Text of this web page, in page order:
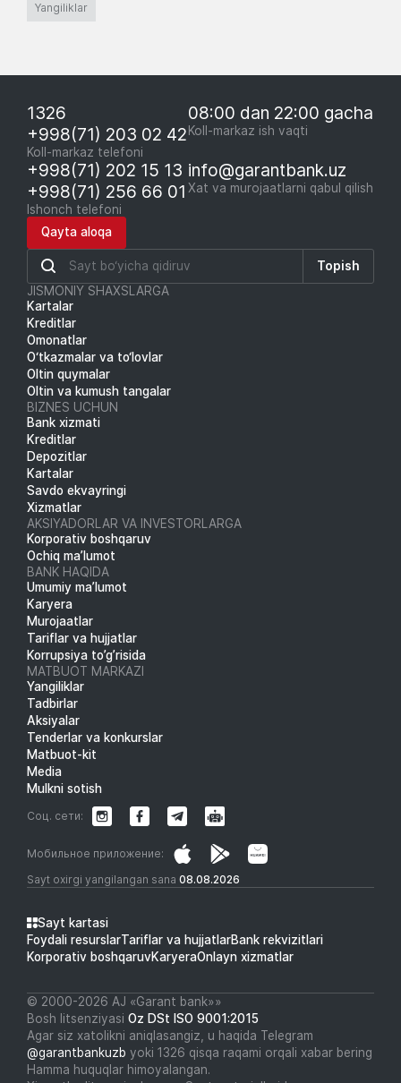
Yangiliklar
1326
+998(71) 203 02 42
Koll-markaz telefoni
08:00 dan 22:00 gacha
Koll-markaz ish vaqti
+998(71) 202 15 13
+998(71) 256 66 01
Ishonch telefoni
info@garantbank.uz
Xat va murojaatlarni qabul qilish
Qayta aloqa
Topish
JISMONIY SHAXSLARGA
Kartalar
Kreditlar
Omonatlar
O‘tkazmalar va to‘lovlar
Oltin quymalar
Oltin va kumush tangalar
BIZNES UCHUN
Bank xizmati
Kreditlar
Depozitlar
Kartalar
Savdo ekvayringi
Xizmatlar
AKSIYADORLAR VA INVESTORLARGA
Korporativ boshqaruv
Ochiq ma’lumot
BANK HAQIDA
Umumiy ma’lumot
Karyera
Murojaatlar
Tariflar va hujjatlar
Korrupsiya to’g’risida
MATBUOT MARKAZI
Yangiliklar
Tadbirlar
Aksiyalar
Tenderlar va konkurslar
Matbuot-kit
Media
Mulkni sotish
Sayt oxirgi yangilangan sana 08.08.2026
Мобильное приложение:
Соц. сети:
Sayt kartasi
Foydali resurslarTariflar va hujjatlarBank rekvizitlari
Korporativ boshqaruvKaryeraOnlayn xizmatlar
© 2000-2026 АJ «Garant bank»»
Bosh litsenziyasi Oz DSt ISO 9001:2015
Agar siz xatolikni aniqlasangiz, u haqida Telegram
@garantbankuzb yoki 1326 qisqa raqami orqali xabar bering
Hamma huquqlar himoyalangan.